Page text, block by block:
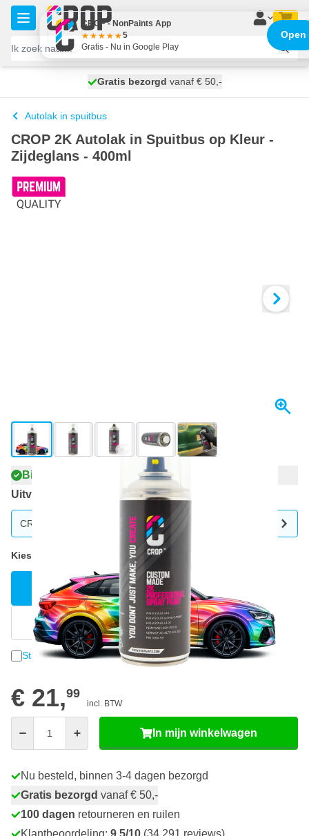
Ga naar de inhoud
morgen bezorgd
Gratis bezorgd vanaf € 50,-
100 dagen
Autolak in spuitbus
CROP 2K Autolak in Spuitbus op Kleur -
Zijdeglans - 400ml
View larger imageView larger imageView larger imageView larger imageView larger image
Binnen 3-4 dagen bezorgd
Uitvoering
CROP 2K Autolak in Spuitbus op Kleur - Zijdeglans - 400ml
Kies je uitvoering
Kies je kleur
Handmatig invoeren
Staaltje opsturen
€ 21,99
incl. BTW
In mijn winkelwagen
Nu besteld, binnen 3-4 dagen bezorgd
Gratis bezorgd vanaf € 50,-
100 dagen retourneren en ruilen
CROP - NonPaints App
5
Gratis - Nu in Google Play
Open